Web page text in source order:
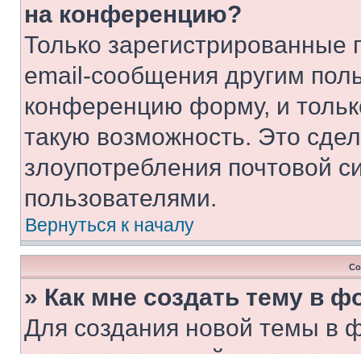
на конференцию?
Только зарегистрированные
email-сообщения другим
конференцию форму, и
такую возможность. Это
злоупотребления почтовой
пользователями.
Вернуться к началу
» Как мне создать тему в
Для создания новой темы в